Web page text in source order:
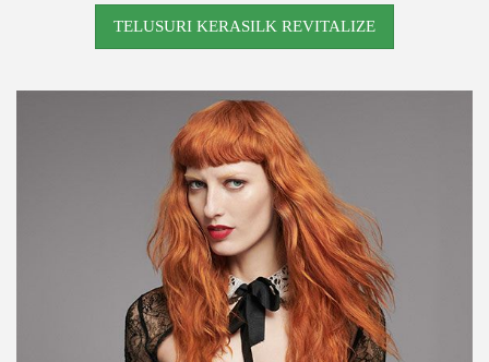
TELUSURI KERASILK REVITALIZE